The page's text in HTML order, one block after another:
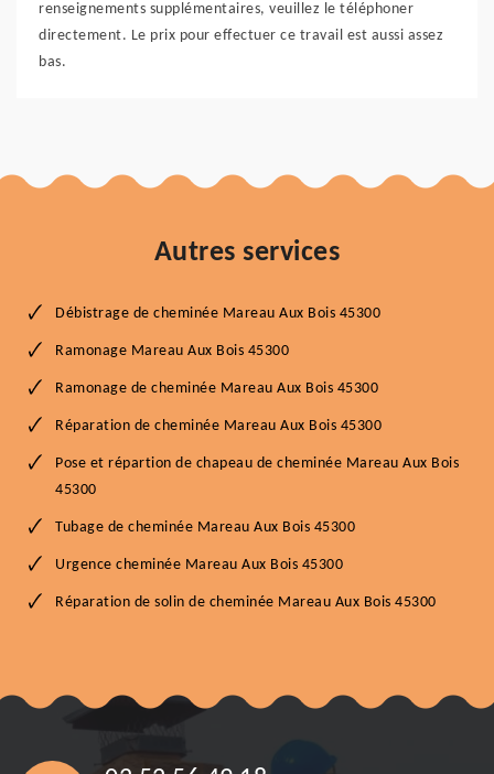
renseignements supplémentaires, veuillez le téléphoner
directement. Le prix pour effectuer ce travail est aussi assez
bas.
Autres services
Débistrage de cheminée Mareau Aux Bois 45300
Ramonage Mareau Aux Bois 45300
Ramonage de cheminée Mareau Aux Bois 45300
Réparation de cheminée Mareau Aux Bois 45300
Pose et répartion de chapeau de cheminée Mareau Aux Bois
45300
Tubage de cheminée Mareau Aux Bois 45300
Urgence cheminée Mareau Aux Bois 45300
Réparation de solin de cheminée Mareau Aux Bois 45300